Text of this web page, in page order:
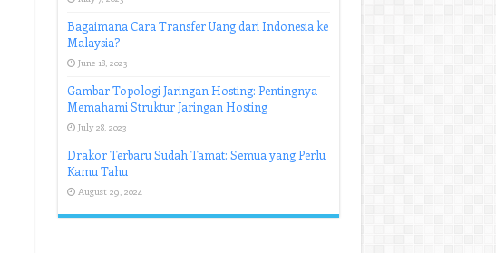
Bagaimana Cara Transfer Uang dari Indonesia ke
Malaysia?
June 18, 2023
Gambar Topologi Jaringan Hosting: Pentingnya
Memahami Struktur Jaringan Hosting
July 28, 2023
Drakor Terbaru Sudah Tamat: Semua yang Perlu
Kamu Tahu
August 29, 2024